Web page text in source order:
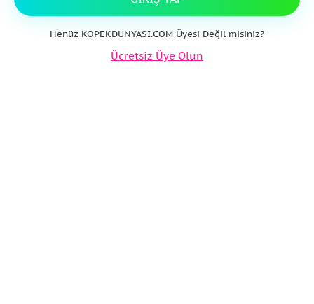
Henüz KOPEKDUNYASI.COM Üyesi Değil misiniz?
Ücretsiz Üye Olun